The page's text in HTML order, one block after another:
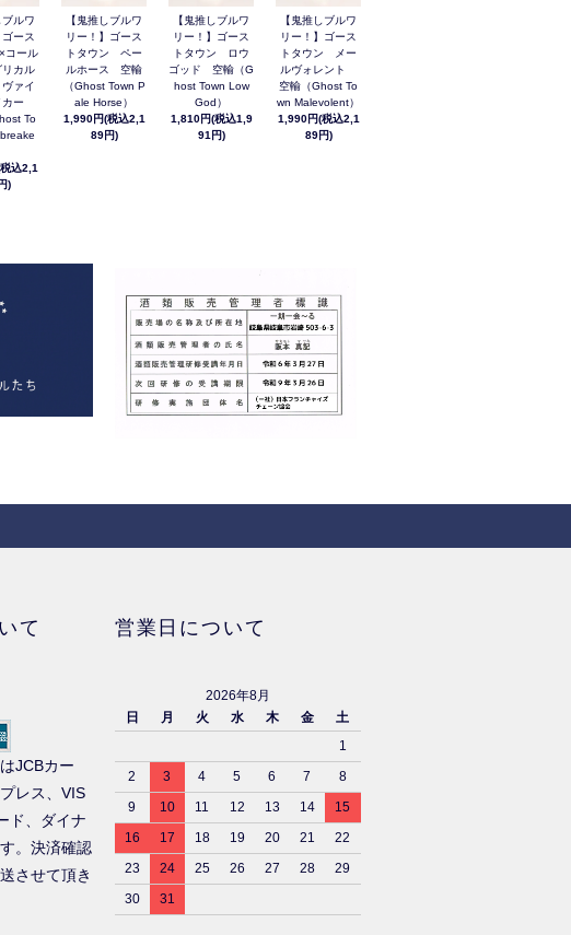
ブルワ
ゴース
コール
リカル
ァイ
カー
To
込2,1
)
【鬼推しブルワ
リー！】ゴース
トタウン ペー
ルホース 空輸
（Ghost Town P
ale Horse）
1,990円(税込2,1
89円)
【鬼推しブルワ
リー！】ゴース
トタウン ロウ
ゴッド 空輸（G
host Town Low
God）
1,810円(税込1,9
91円)
【鬼推しブルワ
リー！】ゴース
トタウン メー
ルヴォレント
空輸（Ghost To
wn Malevolent）
1,990円(税込2,1
89円)
て
JCBカー
レス、VIS
ド、ダイナ
。決済確認
させて頂き
営業日について
2026年8月
日
月 火 水 木 金
土
1
2
3 4 5 6 7
8
9
10 11 12 13 14
15
16
17 18 19 20 21
22
23
24 25 26 27 28
29
30
31